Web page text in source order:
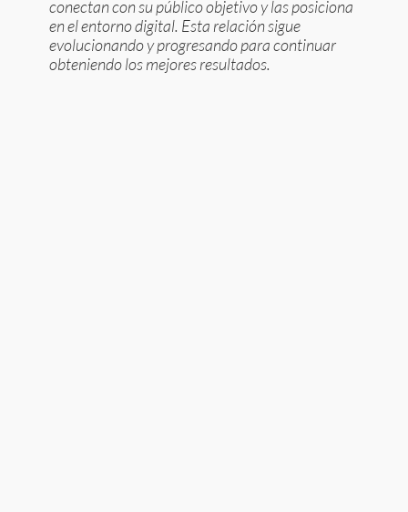
conectan con su público objetivo y las posiciona
en el entorno digital. Esta relación sigue
evolucionando y progresando para continuar
obteniendo los mejores resultados.